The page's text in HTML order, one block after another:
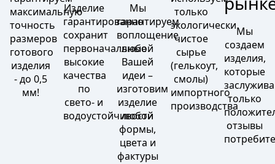
максимальную
точность
размеров
готового
изделия
- до 0,5
мм!
Изделие
гарантированно
сохранит
первоначальные
высокие
качества
по
свето- и
водоустойчивости
Мы
гарантируем
воплощение
любой
Вашей
идеи –
изготовим
изделие
любой
формы,
цвета и
фактуры
только
экологически
чистое
сырье
(гелькоут,
смолы)
импортного
производства
Мы
создаем
изделия,
которые
только
отзывы